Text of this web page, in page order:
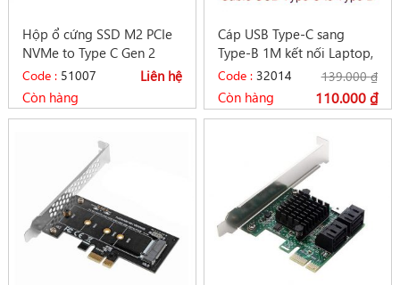
Hộp ổ cứng SSD M2 PCIe
NVMe to Type C Gen 2
10gb vỏ nhôm
Liên hệ
Code : 51007
Còn hàng
Cáp USB Type-C sang
Type-B 1M kết nối Laptop,
Macbook với Máy in139.000₫
110.000₫
Code :32014
Còn hàng